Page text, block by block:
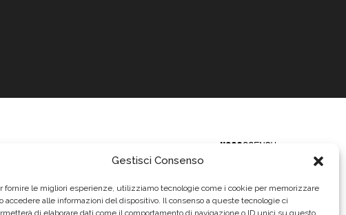
Gestisci Consenso
fornire le migliori esperienze, utilizziamo tecnologie come i cookie per memorizzare
accedere alle informazioni del dispositivo. Il consenso a queste tecnologie ci
di elaborare dati come il comportamento di navigazione o ID unici su questo